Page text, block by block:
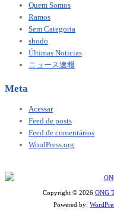
Quem Somos
Ramos
Sem Categoria
shodo
Últimas Noticias
ニュース速報
Meta
Acessar
Feed de posts
Feed de comentários
WordPress.org
Copyright © 2026 ONG
Powered by: